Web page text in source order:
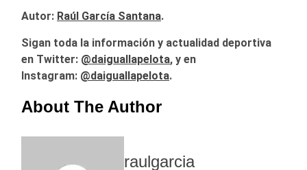
Autor: Raúl García Santana.
Sigan toda la información y actualidad deportiva
en Twitter: @daiguallapelota, y en
Instagram: @daiguallapelota.
About The Author
raulgarcia